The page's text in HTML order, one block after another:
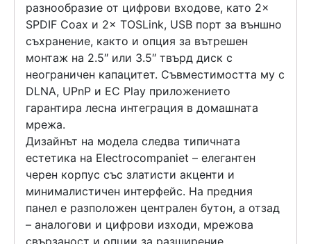
разнообразие от цифрови входове, като 2×
SPDIF Coax и 2× TOSLink, USB порт за външно
съхранение, както и опция за вътрешен
монтаж на 2.5″ или 3.5″ твърд диск с
неограничен капацитет. Съвместимостта му с
DLNA, UPnP и EC Play приложението
гарантира лесна интеграция в домашната
мрежа.
Дизайнът на модела следва типичната
естетика на Electrocompaniet – елегантен
черен корпус със златисти акценти и
минималистичен интерфейс. На предния
панел е разположен централен бутон, а отзад
– аналогови и цифрови изходи, мрежова